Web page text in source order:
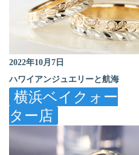
2022年10月7日
ハワイアンジュエリーと航海
横浜ベイクォー
ター店